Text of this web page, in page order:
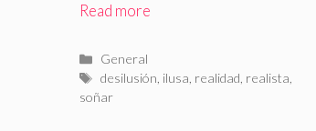
Read more
Categorías
General
Etiquetas
desilusión ilusa realidad realista
soñar